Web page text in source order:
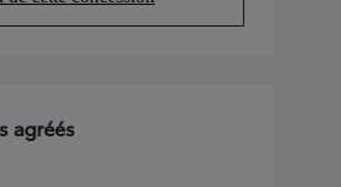
(Opens in new tab)
agréés